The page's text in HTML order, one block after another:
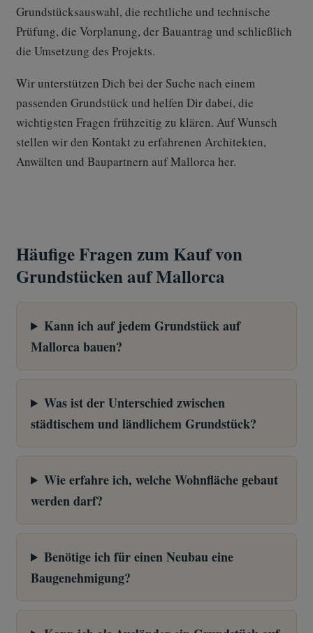
Grundstücksauswahl, die rechtliche und technische
Prüfung, die Vorplanung, der Bauantrag und schließlich
die Umsetzung des Projekts.
Wir unterstützen Dich bei der Suche nach einem
passenden Grundstück und helfen Dir dabei, die
wichtigsten Fragen frühzeitig zu klären. Auf Wunsch
stellen wir den Kontakt zu erfahrenen Architekten,
Anwälten und Baupartnern auf Mallorca her.
Häufige Fragen zum Kauf von
Grundstücken auf Mallorca
Kann ich auf jedem Grundstück auf
Mallorca bauen?
Was ist der Unterschied zwischen
städtischem und ländlichem Grundstück?
Wie erfahre ich, welche Wohnfläche gebaut
werden darf?
Benötige ich für einen Neubau eine
Baugenehmigung?